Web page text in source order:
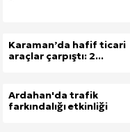
Karaman’da hafif ticari
araçlar çarpıştı: 2...
Ardahan'da trafik
farkındalığı etkinliği